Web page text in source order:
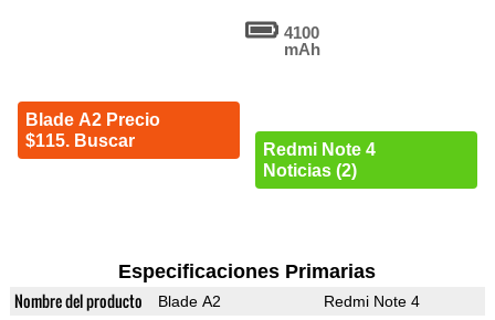
Blade A2 Precio
$115. Buscar
4100
mAh
Redmi Note 4
Noticias (2)
Especificaciones Primarias
Nombre del producto Blade A2 Redmi Note 4